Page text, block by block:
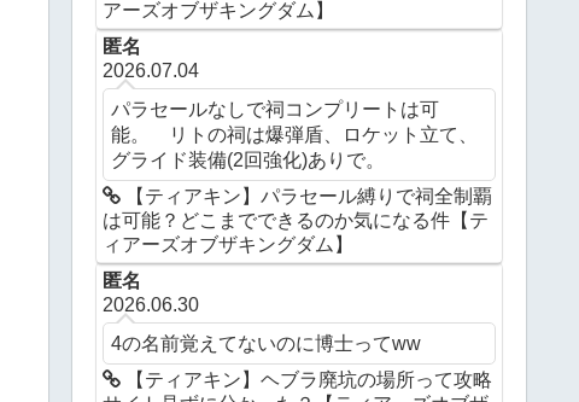
アーズオブザキングダム】
匿名
2026.07.04
パラセールなしで祠コンプリートは可
能。 リトの祠は爆弾盾、ロケット立て、
グライド装備(2回強化)ありで。
【ティアキン】パラセール縛りで祠全制覇
は可能？どこまでできるのか気になる件【テ
ィアーズオブザキングダム】
匿名
2026.06.30
4の名前覚えてないのに博士ってww
【ティアキン】ヘブラ廃坑の場所って攻略